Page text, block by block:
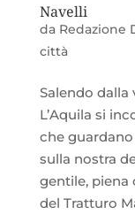
Navelli
da Redazione
città
Salendo dalla
L’Aquila si
che
sulla nostra
gentile, piena
del Tratturo